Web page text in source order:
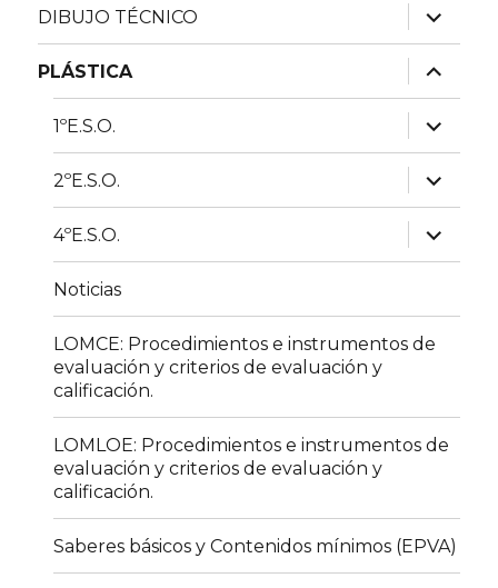
DIBUJO TÉCNICO
expande
el
menú
inferior
PLÁSTICA
expande
el
menú
inferior
1ºE.S.O.
expande
el
menú
inferior
2ºE.S.O.
expande
el
menú
inferior
4ºE.S.O.
expande
el
menú
Noticias
LOMCE: Procedimientos e instrumentos de
evaluación y criterios de evaluación y
calificación.
LOMLOE: Procedimientos e instrumentos de
evaluación y criterios de evaluación y
calificación.
Saberes básicos y Contenidos mínimos (EPVA)